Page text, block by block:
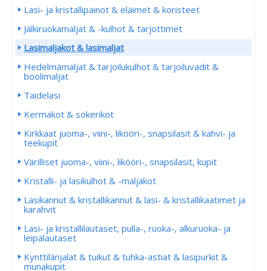
Lasi- ja kristallipainot & eläimet & koristeet
Jälkiruokamaljat & -kulhot & tarjottimet
Lasimaljakot & lasimaljat
Hedelmämaljat & tarjoilukulhot & tarjoiluvadit &
boolimaljat
Taidelasi
Kermakot & sokerikot
Kirkkaat juoma-, viini-, likööri-, snapsilasit & kahvi- ja
teekupit
Värilliset juoma-, viini-, likööri-, snapsilasit, kupit
Kristalli- ja lasikulhot & -maljakot
Lasikannut & kristallikannut & lasi- & kristallikaatimet ja
karahvit
Lasi- ja kristallilautaset, pulla-, ruoka-, alkuruoka- ja
leipälautaset
Kynttilänjalat & tuikut & tuhka-astiat & lasipurkit &
munakupit